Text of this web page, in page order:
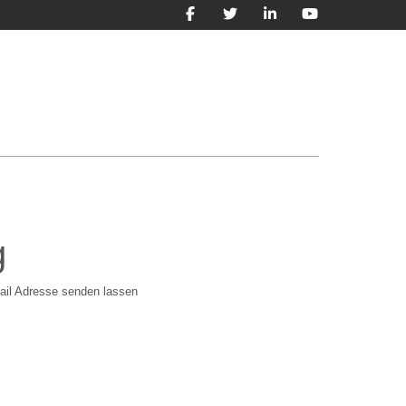
Adresse senden lassen